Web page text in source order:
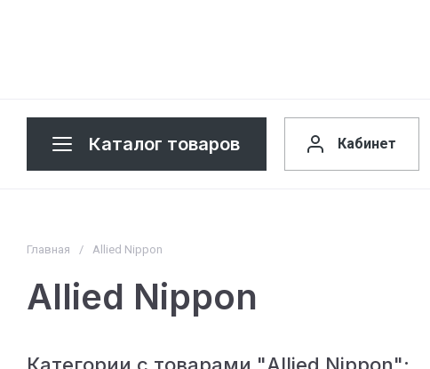
Каталог товаров Кабинет
Главная / Allied Nippon
Allied Nippon